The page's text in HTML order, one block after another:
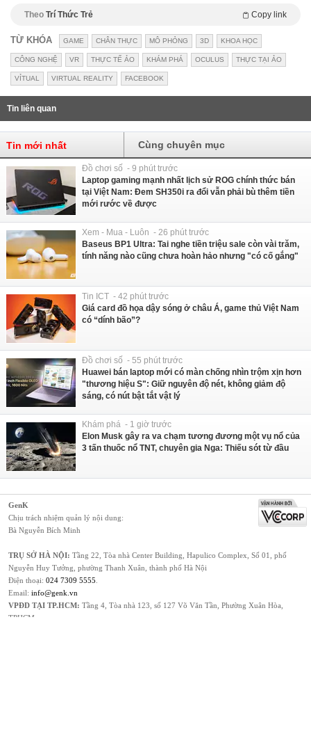
Theo Trí Thức Trẻ Copy link
TỪ KHÓA GAME CHÂN THỰC MÔ PHỎNG 3D KHOA HỌC
CÔNG NGHỆ VR THỰC TẾ ẢO KHÁM PHÁ OCULUS THỰC TẠI ẢO
VỈTUAL VIRTUAL REALITY FACEBOOK
Tin liên quan
Tin mới nhất Cùng chuyên mục
Đồ chơi số - 9 phút trước
Laptop gaming mạnh nhất lịch sử ROG chính thức bán
tại Việt Nam: Đem SH350i ra đổi vẫn phải bù thêm tiền
mới rước về được
Xem - Mua - Luôn - 26 phút trước
Baseus BP1 Ultra: Tai nghe tiền triệu sale còn vài trăm,
tính năng nào cũng chưa hoàn hảo nhưng "có cố gắng"
Tin ICT - 42 phút trước
Giá card đồ họa dậy sóng ở châu Á, game thủ Việt Nam
có “dính bão”?
Đồ chơi số - 55 phút trước
Huawei bán laptop mới có màn chống nhìn trộm xịn hơn
"thương hiệu S": Giữ nguyên độ nét, không giảm độ
sáng, có nút bật tắt vật lý
Khám phá - 1 giờ trước
Elon Musk gây ra va chạm tương đương một vụ nổ của
3 tấn thuốc nổ TNT, chuyên gia Nga: Thiếu sót từ đầu
GenK
Chịu trách nhiệm quản lý nội dung:
Bà Nguyễn Bích Minh
TRỤ SỞ HÀ NỘI: Tầng 22, Tòa nhà Center Building, Hapulico Complex, Số 01, phố
Nguyễn Huy Tưởng, phường Thanh Xuân, thành phố Hà Nội
Điện thoại: 024 7309 5555
Email: info@genk.vn
VPĐD TẠI TP.HCM: Tầng 4, Tòa nhà 123, số 127 Võ Văn Tần, Phường Xuân Hòa,
TPHCM